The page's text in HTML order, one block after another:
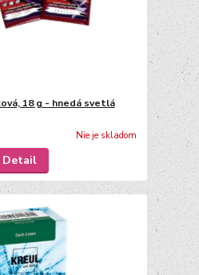
18 g - hnedá svetlá
Nie je skladom
Detail